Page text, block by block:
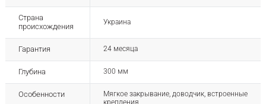
Страна
происхождения
Украина
Гарантия 24 месяца
Глубина 300 мм
Особенности
Мягкое закрывание, доводчик, встроенные
крепления